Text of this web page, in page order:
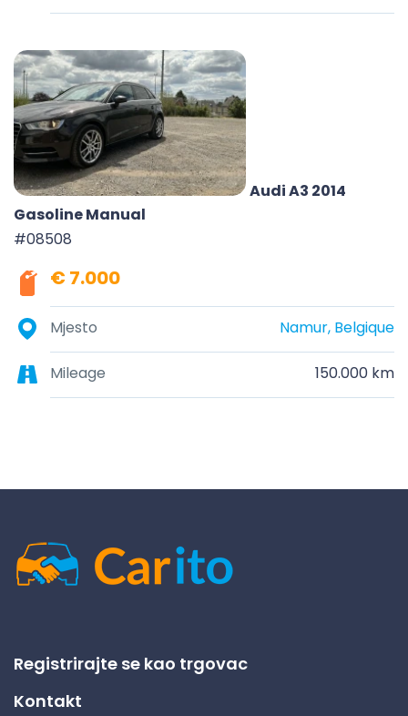
Audi A3 2014
Gasoline Manual
#08508
€ 7.000
Mjesto Namur, Belgique
Mileage 150.000 km
Registrirajte se kao trgovac
Kontakt